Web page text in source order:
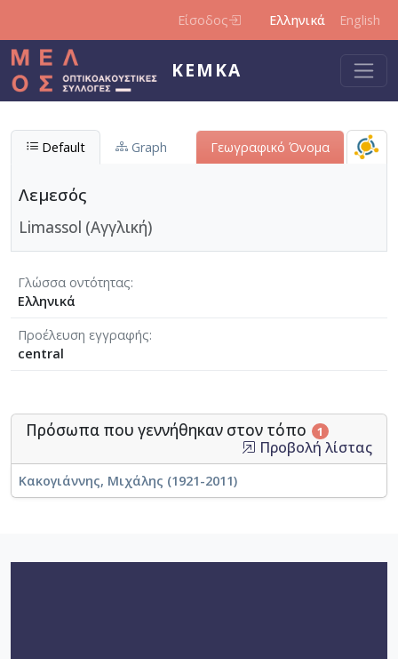
Είσοδος Ελληνικά English
ΚΕΜΚΑ
Default Graph Γεωγραφικό Όνομα
Λεμεσός
Limassol (Αγγλική)
Γλώσσα οντότητας
Ελληνικά
Προέλευση εγγραφής
central
Πρόσωπα που γεννήθηκαν στον τόπο 1
Προβολή λίστας
Κακογιάννης, Μιχάλης (1921-2011)